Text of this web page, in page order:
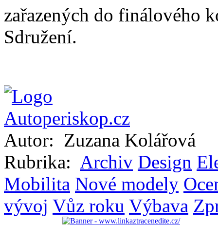
zařazených do finálového
Sdružení.
Autor: Zuzana Kolářová
Rubrika: Archiv Design
Mobilita Nové modely
vývoj Vůz roku Výbava